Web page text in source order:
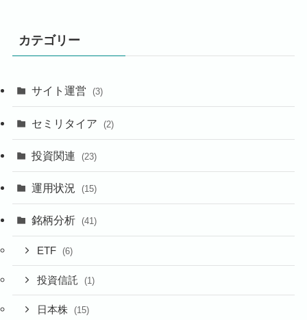
カテゴリー
サイト運営 (3)
セミリタイア (2)
投資関連 (23)
運用状況 (15)
銘柄分析 (41)
ETF (6)
投資信託 (1)
日本株 (15)